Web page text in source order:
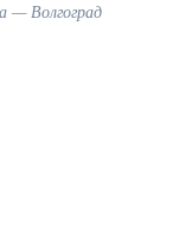
— Волгоград